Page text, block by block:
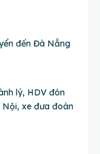
đến Đà Nẵng
lý, HDV đón
xe đưa đoàn